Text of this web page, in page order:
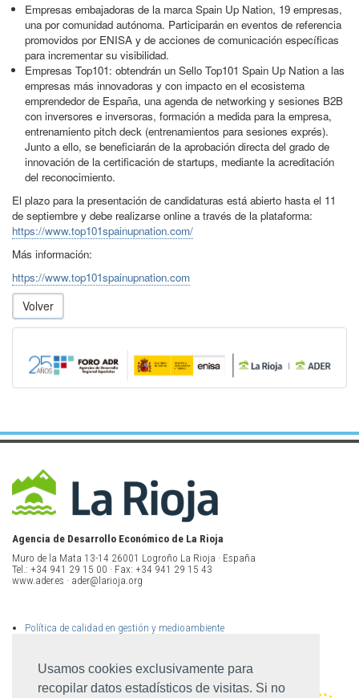
Usamos cookies exclusivamente para
recopilar datos estadísticos de visitas. Si no
Empresas embajadoras de la marca Spain Up Nation, 19 empresas,
una por comunidad autónoma. Participarán en eventos de referencia
promovidos por ENISA y de acciones de comunicación específicas
para incrementar su visibilidad.
Empresas Top101: obtendrán un Sello Top101 Spain Up Nation a las
empresas más innovadoras y con impacto en el ecosistema
emprendedor de España, una agenda de networking y sesiones B2B
con inversores e inversoras, formación a medida para la empresa,
entrenamiento pitch deck (entrenamientos para sesiones exprés).
Junto a ello, se beneficiarán de la aprobación directa del grado de
innovación de la certificación de startups, mediante la acreditación
del reconocimiento.
El plazo para la presentación de candidaturas está abierto hasta el 11
de septiembre y debe realizarse online a través de la plataforma:
https://www.top101spainupnation.com/
Más información:
https://www.top101spainupnation.com
Volver
Agencia de Desarrollo Económico de La Rioja
Muro de la Mata 13-14 26001 Logroño La Rioja · España
Tel.: +34 941 29 15 00 · Fax: +34 941 29 15 43
www.ader.es · ader@larioja.org
Política de calidad en gestión y medioambiente
Mapa del sitio